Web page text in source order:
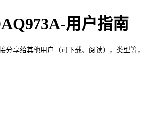
用户指南
享给其他用户（可下载、阅读），类型等